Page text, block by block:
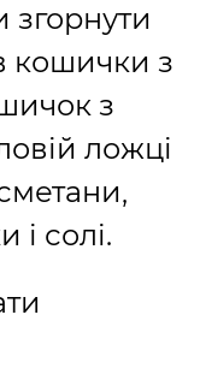
кошички з
з
ложці
і солі.